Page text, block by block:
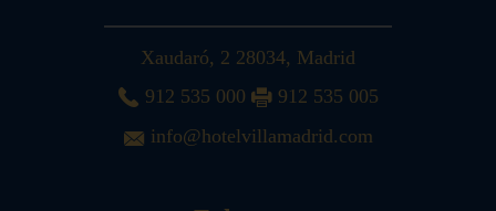
Xaudaró, 2 28034, Madrid
912 535 000
912 535 005
info@hotelvillamadrid.com